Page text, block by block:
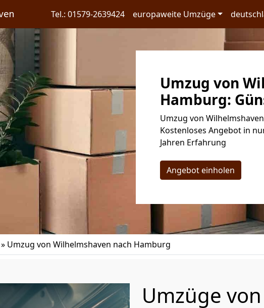
Tel.: 01579-2639424 europaweite Umzüge
Umzug von
Hamburg:
Umzug von
Kostenloses Angebot in
Jahren Erfahrung
Angebot einholen
» Umzug von Wilhelmshaven nach Hamburg
Umzüge